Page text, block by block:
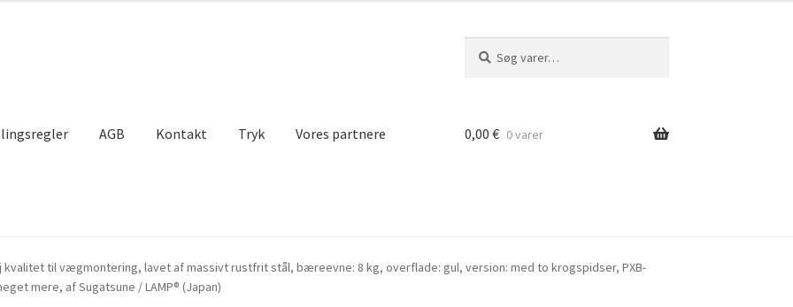
efter:
AGB Kontakt Tryk Vores partnere
Indkøbskurv Kasseapparat Kontakt Min konto Skibsfart
0,00 € 0 varer
kvalitet til vægmontering, lavet af massivt rustfrit stål, bæreevne: 8 kg, overflade: gul, version: med to krogspidser, PXB-
mere, af Sugatsune / LAMP® (Japan)